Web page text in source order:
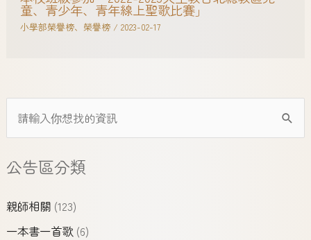
公告區分類
親師相關(123)
一本書一首歌(6)
童、青少年、青年線上聖歌比賽」
小學部榮譽榜、 榮譽榜/ 2023-02-17